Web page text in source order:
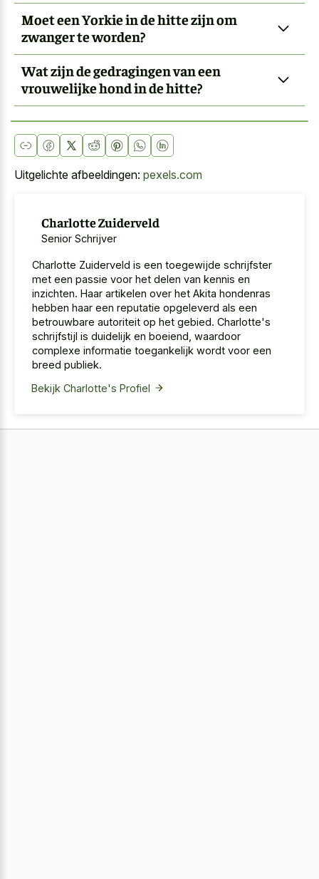
Moet een Yorkie in de hitte zijn om
zwanger te worden?
Wat zijn de gedragingen van een
vrouwelijke hond in de hitte?
Uitgelichte afbeeldingen: pexels.com
Charlotte Zuiderveld
Senior Schrijver
Charlotte Zuiderveld is een toegewijde schrijfster
met een passie voor het delen van kennis en
inzichten. Haar artikelen over het Akita hondenras
hebben haar een reputatie opgeleverd als een
betrouwbare autoriteit op het gebied. Charlotte's
schrijfstijl is duidelijk en boeiend, waardoor
complexe informatie toegankelijk wordt voor een
breed publiek.
Bekijk Charlotte's Profiel